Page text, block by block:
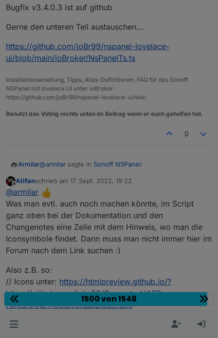
Bugfix v3.4.0.3 ist auf github
Gerne den unteren Teil austauschen...
https://github.com/joBr99/nspanel-lovelace-
ui/blob/main/ioBroker/NsPanelTs.ts
Installationsanleitung, Tipps, Alias-Definitionen, FAQ für das Sonoff
NSPanel mit lovelace UI unter ioBroker
https://github.com/joBr99/nspanel-lovelace-ui/wiki
Benutzt das Voting rechts unten im Beitrag wenn er euch geholfen hat.
0
Armilar@armilar sagte in Sonoff NSPanel:
@
@ atifansagte inSonoff NSPanel
Jo Leute ihr seid echt geil :)
Echt jetzt?
Bugfix v3.4.0.3 ist auf github
Gerne den unteren Teil austauschen...
https://github.com/joBr99/nspanel-lovelace-
ui/blob/main/ioBroker/NsPanelTs.ts
Offline
Atifanschrieb am 17. Sept. 2022, 19:22
zuletzt editiert von
@armilar
Was man evtl. auch noch machen könnte, im Script
ganz oben bei der Dokumentation und den
Changenotes eine Zeile mit dem Hinweis, wo man die
Iconsymbole findet. Dann muss man nicht immer hier im
Forum nach dem Link suchen :)
Also z.B. so:
// Icons unter: https://htmlpreview.github.io/?
https://github.com/jobr99/Generate-HASP-
Fonts/blob/master/cheatsheet.html
1500 von 1548